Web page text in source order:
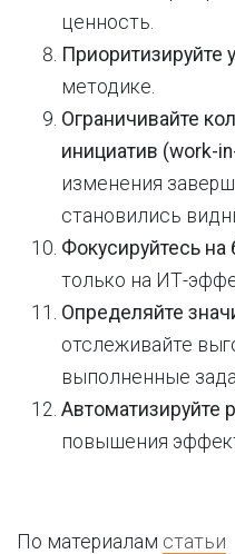
ценность.
Приоритизируйте
методике.
Ограничивайте
инициатив (work-
изменения
становились
Фокусируйтесь
только на ИТ-
Определяйте
отслеживайте
выполненные
Автоматизируйте
повышения
По материалам статьи